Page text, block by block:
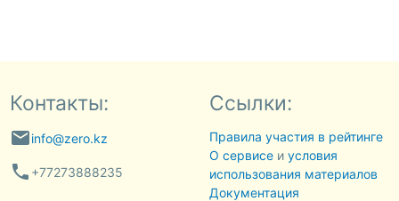
Контакты:
emailinfo@zero.kz
phone +77273888235
Ссылки:
Правила участия в рейтинге
О сервисеи условия
использования материалов
Документация